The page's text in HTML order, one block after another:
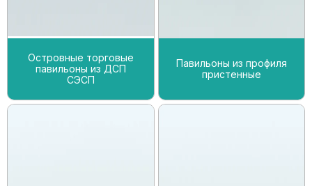
Островные торговые
павильоны из ДСП
СЭСП
Павильоны из профиля
пристенные